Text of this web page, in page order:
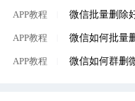
APP教程 微信批量删除
APP教程 微信如何批量
APP教程 微信如何群删